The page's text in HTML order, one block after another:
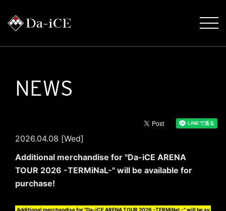
NEWS
2026.04.08 [Wed]
Additional merchandise for "Da-iCE ARENA
TOUR 2026 -TERMiNaL-" will be available for
purchase!
Additional merchandise for "Da-iCE ARENA TOUR 2026 -TERMiNaL-" will be av